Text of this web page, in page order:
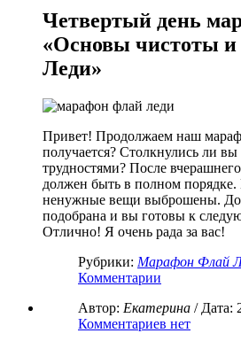
Четвертый день
«Основы чистоты
Леди»
Привет! Продолжаем наш
получается? Столкнулись ли
трудностями? После
должен быть в полном
ненужные вещи выброшены.
подобрана и вы готовы к
Отлично! Я очень рада за вас!
Рубрики: Марафон Флай
Комментарии
Автор: Екатерина / Дата:
Комментариев нет